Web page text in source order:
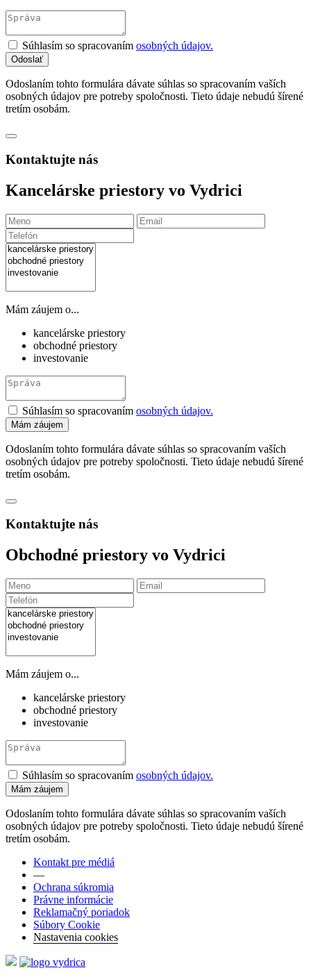
Súhlasím so spracovaním osobných údajov.
Odoslaním tohto formulára dávate súhlas so spracovaním vaších
osobných údajov pre potreby spoločnosti. Tieto údaje nebudú šírené
tretím osobám.
Kontaktujte nás
Kancelárske priestory vo Vydrici
Mám záujem o...
kancelárske priestory
obchodné priestory
investovanie
Súhlasím so spracovaním osobných údajov.
Odoslaním tohto formulára dávate súhlas so spracovaním vaších
osobných údajov pre potreby spoločnosti. Tieto údaje nebudú šírené
tretím osobám.
Kontaktujte nás
Obchodné priestory vo Vydrici
Mám záujem o...
kancelárske priestory
obchodné priestory
investovanie
Súhlasím so spracovaním osobných údajov.
Odoslaním tohto formulára dávate súhlas so spracovaním vaších
osobných údajov pre potreby spoločnosti. Tieto údaje nebudú šírené
tretím osobám.
Kontakt pre médiá
—
Ochrana súkromia
Právne informácie
Reklamačný poriadok
Súbory Cookie
Nastavenia cookies